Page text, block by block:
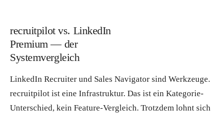
recruitpilot vs. LinkedIn
Premium — der
Systemvergleich
LinkedIn Recruiter und Sales Navigator sind Werkzeuge.
recruitpilot ist eine Infrastruktur. Das ist ein Kategorie-
Unterschied, kein Feature-Vergleich. Trotzdem lohnt sich